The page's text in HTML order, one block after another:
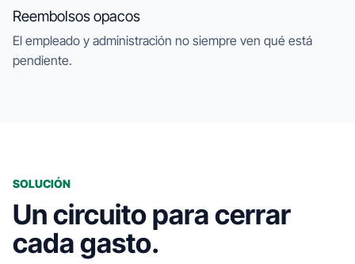
Reembolsos opacos
El empleado y administración no siempre ven qué está
pendiente.
SOLUCIÓN
Un circuito para cerrar
cada gasto.